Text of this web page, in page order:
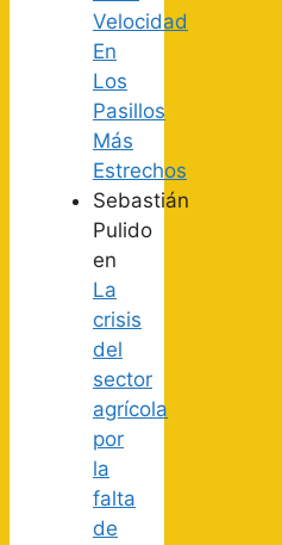
Velocidad
En
Los
Pasillos
Más
Estrechos
Sebastián
Pulido
en
La
crisis
del
sector
agrícola
por
la
falta
de